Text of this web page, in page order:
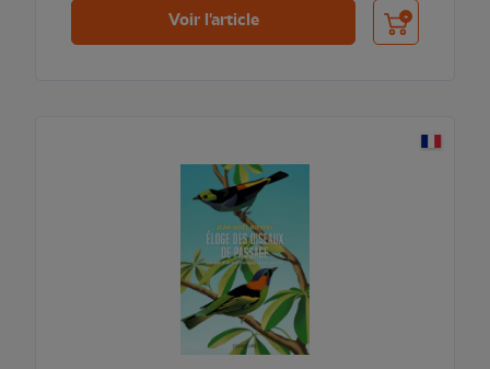
Voir l'article Ajouter au